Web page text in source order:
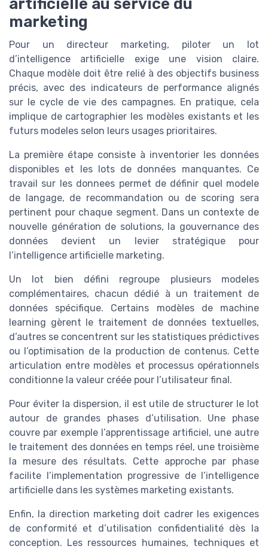
marketing
Pour un directeur marketing, piloter un lot
d’intelligence artificielle exige une vision claire.
Chaque modèle doit être relié à des objectifs business
précis, avec des indicateurs de performance alignés
sur le cycle de vie des campagnes. En pratique, cela
implique de cartographier les modèles existants et les
futurs modeles selon leurs usages prioritaires.
La première étape consiste à inventorier les données
disponibles et les lots de données manquantes. Ce
travail sur les donnees permet de définir quel modele
de langage, de recommandation ou de scoring sera
pertinent pour chaque segment. Dans un contexte de
nouvelle génération de solutions, la gouvernance des
données devient un levier stratégique pour
l’intelligence artificielle marketing.
Un lot bien défini regroupe plusieurs modeles
complémentaires, chacun dédié à un traitement de
données spécifique. Certains modèles de machine
learning gèrent le traitement de données textuelles,
d’autres se concentrent sur les statistiques prédictives
ou l’optimisation de la production de contenus. Cette
articulation entre modèles et processus opérationnels
conditionne la valeur créée pour l’utilisateur final.
Pour éviter la dispersion, il est utile de structurer le lot
autour de grandes phases d’utilisation. Une phase
couvre par exemple l’apprentissage artificiel, une autre
le traitement des données en temps réel, une troisième
la mesure des résultats. Cette approche par phase
facilite l’implementation progressive de l’intelligence
artificielle dans les systèmes marketing existants.
Enfin, la direction marketing doit cadrer les exigences
de conformité et d’utilisation confidentialité dès la
conception. Les ressources humaines, techniques et